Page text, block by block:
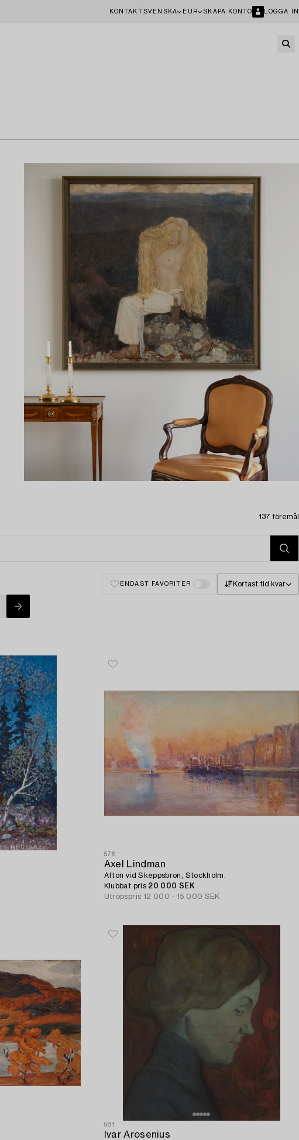
KONTAKT SVENSKA EUR SKAPA KONTO LOGGA IN
137 föremål
ENDAST FAVORITER Kortast tid kvar
578
Axel Lindman
Afton vid Skeppsbron, Stockholm.
Klubbat pris 20 000 SEK
Utropspris 12 000 - 15 000 SEK
581
Ivar Arosenius